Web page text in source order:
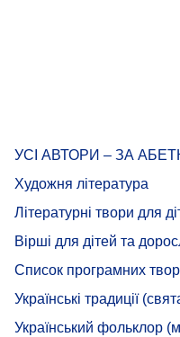
УСІ АВТОРИ – ЗА
Художня література
Літературні твори для
Вірші для дітей та
Список програмних
Українські традиції
Український фольклор